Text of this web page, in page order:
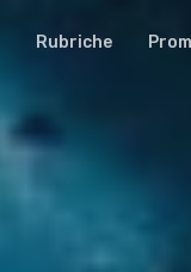
Rubriche